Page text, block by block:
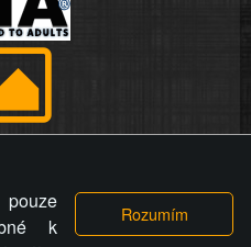
se toto opatření provozovatele
fotografii nebo video na
fotografie, videa nebo
okolnost uplatnit vůči
k